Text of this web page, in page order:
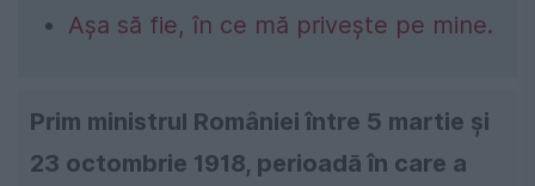
Așa să fie, în ce mă privește pe mine.
Prim ministrul României între 5 martie și
23 octombrie 1918, perioadă în care a